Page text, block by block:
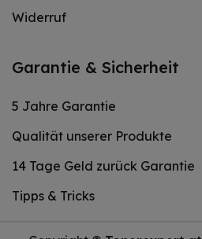
Widerruf
Garantie & Sicherheit
5 Jahre Garantie
Qualität unserer Produkte
14 Tage Geld zurück Garantie
Tipps & Tricks